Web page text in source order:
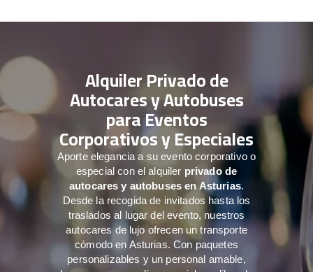
Alquiler Privado de
Autocares y Autobuses
para Eventos
Corporativos y Especiales
Aporte elegancia a su evento corporativo o
especial con el alquiler privado de
autocares y autobuses en Asturias.
Desde la recogida de invitados hasta los
traslados al lugar del evento, nuestros
autocares de lujo ofrecen un transporte
cómodo en Asturias. Con paquetes
personalizables y un personal amable,